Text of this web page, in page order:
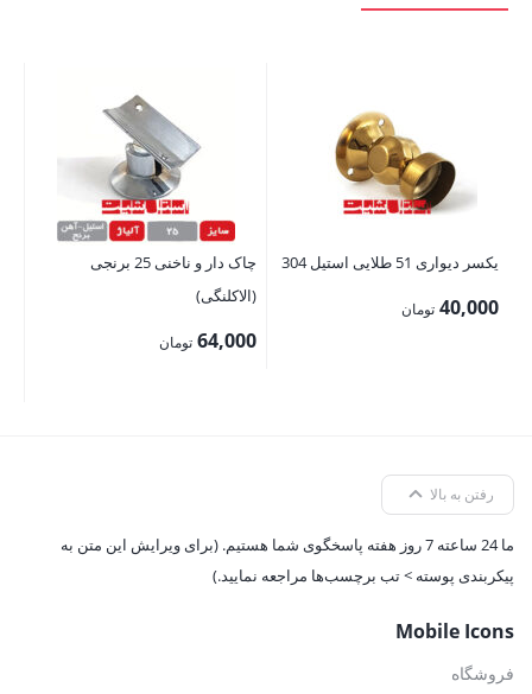
یکسر دیواری 51 طلایی استیل 304
40,000 تومان
چاک دار و ناخنی 25 برنجی
(الاکلنگی)
64,000 تومان
رفتن به بالا
ما 24 ساعته 7 روز هفته پاسخگوی شما هستیم. (برای ویرایش این متن به
پیکربندی پوسته > تب برچسب‌ها مراجعه نمایید.)
Mobile Icons
فروشگاه